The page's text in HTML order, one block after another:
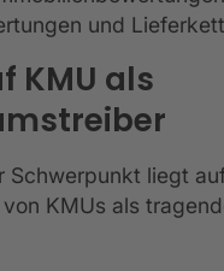
und
KMU als
Schwerpunkt liegt
KMUs als